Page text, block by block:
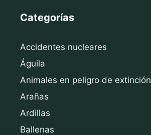
Categorías
Accidentes nucleares
Águila
Animales en peligro de extinción
Arañas
Ardillas
Ballenas